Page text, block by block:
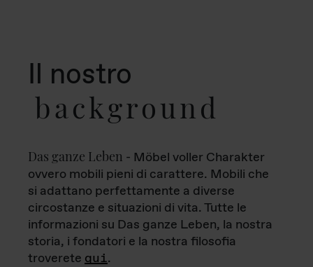
Il nostro
background
Das ganze Leben - Möbel voller Charakter
ovvero mobili pieni di carattere. Mobili che
si adattano perfettamente a diverse
circostanze e situazioni di vita. Tutte le
informazioni su Das ganze Leben, la nostra
storia, i fondatori e la nostra filosofia
troverete qui.